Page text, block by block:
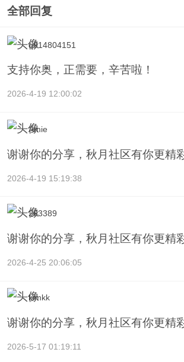
全部回复
q914804151
支持你奥，正需要，辛苦啦！
2026-4-19 12:00:02
Amie
谢谢你的分享，秋月社区有你更精
2026-4-19 15:19:38
263389
谢谢你的分享，秋月社区有你更精
2026-4-25 20:06:05
kimkk
谢谢你的分享，秋月社区有你更精
2026-5-17 01:19:11